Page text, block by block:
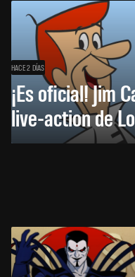
HACE 2 DÍAS
¡Es oficial! Jim
live-action de